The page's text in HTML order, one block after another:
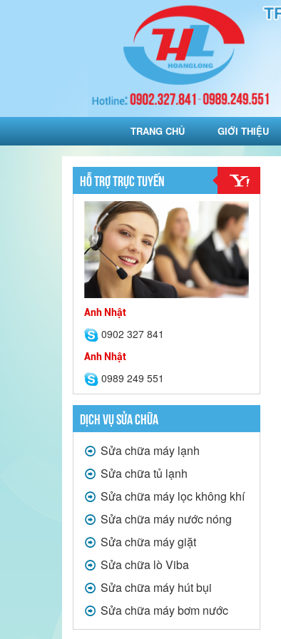
TRANG CHỦ GIỚI THIỆU
HỖ TRỢ TRỰC TUYẾN
Anh Nhật
0902 327 841
Anh Nhật
0989 249 551
DỊCH VỤ SỬA CHỮA
Sửa chữa máy lạnh
Sửa chữa tủ lạnh
Sửa chữa máy lọc không khí
Sửa chữa máy nước nóng
Sửa chữa máy giặt
Sửa chữa lò Viba
Sửa chữa máy hút bụi
Sửa chữa máy bơm nước